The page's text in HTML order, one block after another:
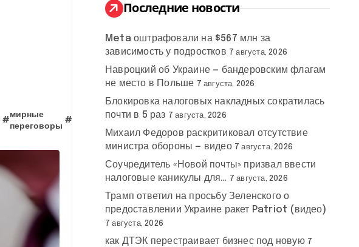
#
мирные
переговоры
#
окончание
#переговоры #
переговоры
украины и
россии
:
Последние новости
Meta оштрафовали на $567 млн за
зависимость у подростков 7 августа, 2026
Навроцкий об Украине — бандеровским флагам
не место в Польше 7 августа, 2026
Блокировка налоговых накладных сократилась
почти в 5 раз 7 августа, 2026
Михаил Федоров раскритиковал отсутствие
министра обороны — видео 7 августа, 2026
Соучредитель «Новой почты» призвал ввести
налоговые каникулы для… 7 августа, 2026
Трамп ответил на просьбу Зеленского о
предоставлении Украине ракет Patriot (видео)
7 августа, 2026
как ДТЭК перестраивает бизнес под новую 7